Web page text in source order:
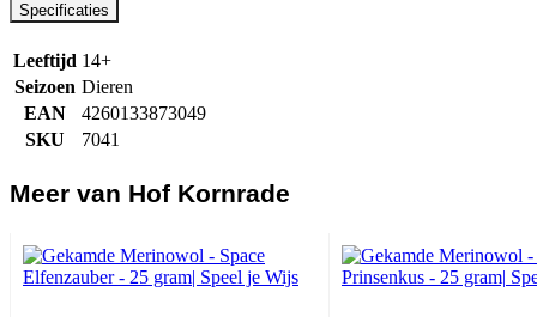
Specificaties
Leeftijd 14+
Seizoen Dieren
EAN
4260133873049
SKU
7041
Meer van Hof Kornrade